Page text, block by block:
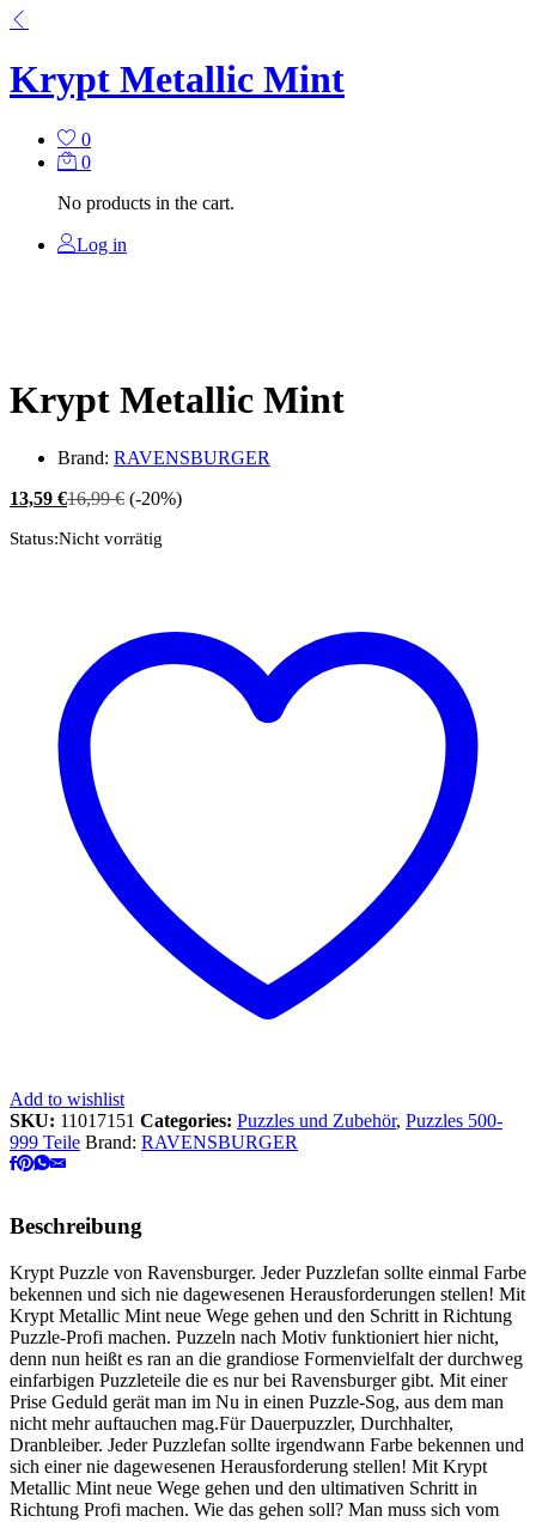
Krypt Metallic Mint
0
0
No products in the cart.
Log in
Krypt Metallic Mint
Brand: RAVENSBURGER
13,59 €16,99€ (-20%)
Status:Nicht vorrätig
Add to wishlist
SKU: 11017151 Categories: Puzzles und Zubehör, Puzzles 500-
999 Teile Brand: RAVENSBURGER
Beschreibung
Krypt Puzzle von Ravensburger. Jeder Puzzlefan sollte einmal Farbe
bekennen und sich nie dagewesenen Herausforderungen stellen! Mit
Krypt Metallic Mint neue Wege gehen und den Schritt in Richtung
Puzzle-Profi machen. Puzzeln nach Motiv funktioniert hier nicht,
denn nun heißt es ran an die grandiose Formenvielfalt der durchweg
einfarbigen Puzzleteile die es nur bei Ravensburger gibt. Mit einer
Prise Geduld gerät man im Nu in einen Puzzle-Sog, aus dem man
nicht mehr auftauchen mag.Für Dauerpuzzler, Durchhalter,
Dranbleiber. Jeder Puzzlefan sollte irgendwann Farbe bekennen und
sich einer nie dagewesenen Herausforderung stellen! Mit Krypt
Metallic Mint neue Wege gehen und den ultimativen Schritt in
Richtung Profi machen. Wie das gehen soll? Man muss sich vom